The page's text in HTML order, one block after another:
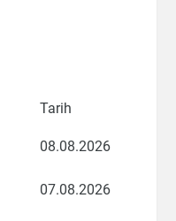
Tarih
08.08.2026
07.08.2026